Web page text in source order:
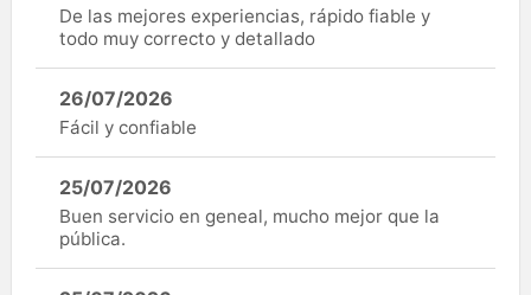
De las mejores experiencias, rápido fiable y
todo muy correcto y detallado
26/07/2026
Fácil y confiable
25/07/2026
Buen servicio en geneal, mucho mejor que la
pública.